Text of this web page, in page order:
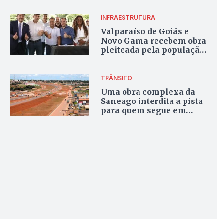
INFRAESTRUTURA
Valparaíso de Goiás e
Novo Gama recebem obra
pleiteada pela população
TRÂNSITO
Uma obra complexa da
Saneago interdita a pista
para quem segue em